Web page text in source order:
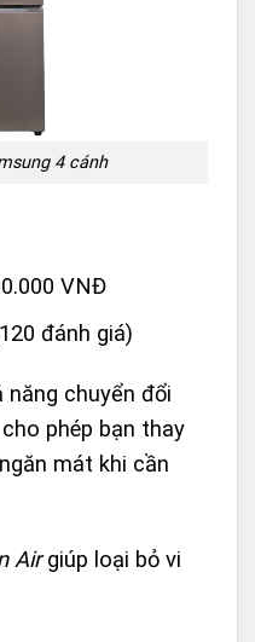
4 cánh
VNĐ
đánh giá)
năng chuyển đổi
phép bạn thay
mát khi cần
Airgiúp loại bỏ vi